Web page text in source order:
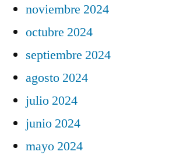
noviembre 2024
octubre 2024
septiembre 2024
agosto 2024
julio 2024
junio 2024
mayo 2024